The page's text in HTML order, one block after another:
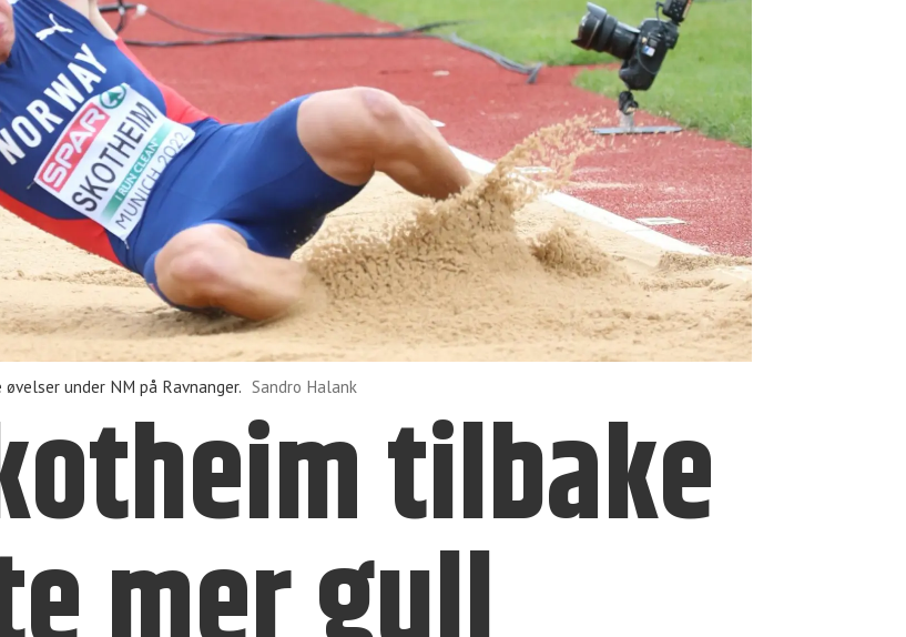
under NM på Ravnanger. Sandro Halank tilbake